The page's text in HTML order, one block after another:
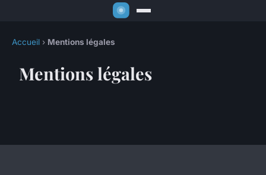
Accueil › Mentions légales
Mentions légales